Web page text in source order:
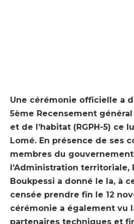
Une cérémonie officielle a
5ème Recensement
et de l’habitat (RGPH-5) ce
Lomé. En présence de ses
membres du
l’Administration territoriale,
Boukpessi a donné le la, à
censée prendre fin le 12
cérémonie a également vu
partenaires techniques et